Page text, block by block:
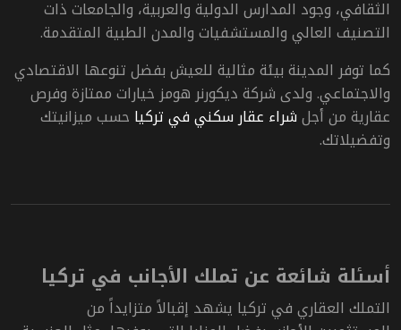
الثقافي، وجود المدارس الدولية والعربية، والجامعات ذات
التصنيف العالي والمستشفيات والمدن الطبية المتقدمة.
كما توفر المدينة بيئة مثالية للعيش بفضل تنوعها الاقتصادي
والاجتماعي.ولدى شركة ديكورنر هومز خيارات ممتازة وفرص
عقارية من أجلشراء عقار سكني في تركيا حسب ميزانيتك
وتفضيلاتك.
أسئلة شائعة عن تملك الأجانب في تركيا
التملك العقاري في تركيا يشهد إقبالاً متزايداً من